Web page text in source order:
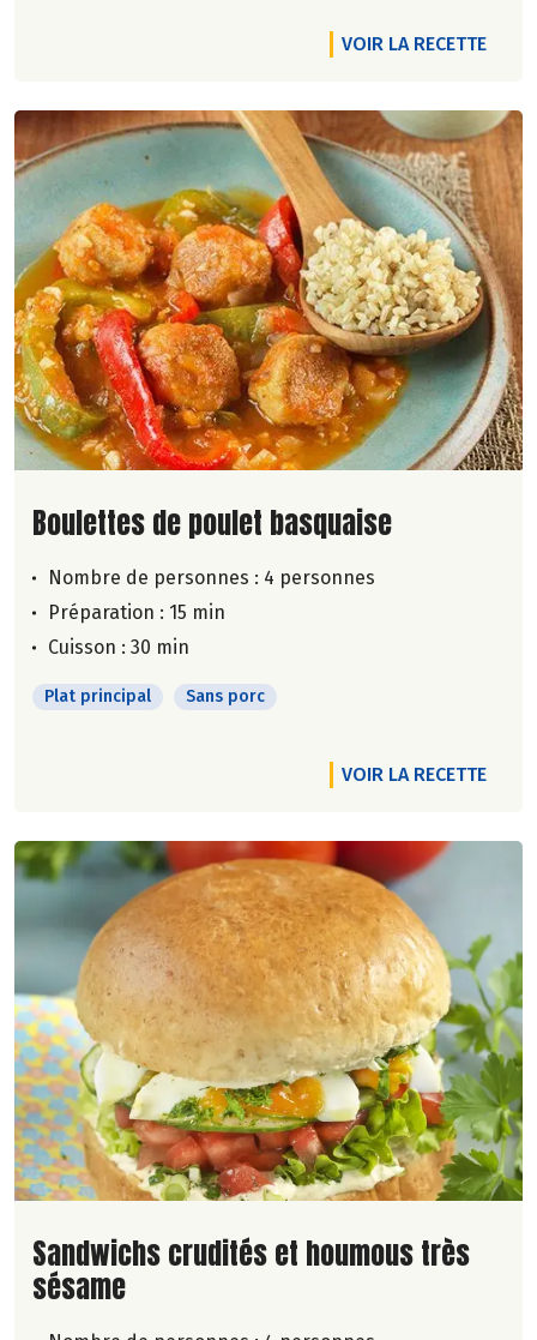
VOIR LA RECETTE
Lire la suite de la recette
Boulettes de poulet basquaise
Nombre de personnes : 4 personnes
Préparation : 15 min
Cuisson : 30 min
Plat principal Sans porc
VOIR LA RECETTE
Lire la suite de la recette
Sandwichs crudités et houmous très
sésame